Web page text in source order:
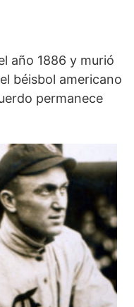
año 1886 y murió
béisbol americano
permanece